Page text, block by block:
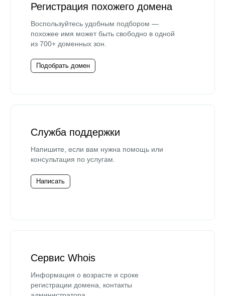
Регистрация похожего домена
Воспользуйтесь удобным подбором —
похожее имя может быть свободно в одной
из 700+ доменных зон.
Подобрать домен
Служба поддержки
Напишите, если вам нужна помощь или
консультация по услугам.
Написать
Сервис Whois
Информация о возрасте и сроке
регистрации домена, контакты